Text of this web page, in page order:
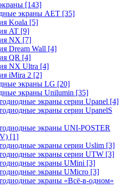
[143]
экраны AET [35]
Koala [5]
AT [9]
NX [7]
Dream Wall [4]
QR [4]
NX Ultra [4]
iMira 2 [2]
экраны LG [20]
экраны Unilumin [35]
экраны серии Upanel [4]
экраны серии UpanelS
экраны UNI-POSTER
[1]
экраны серии Uslim [3]
экраны серии UTW [3]
экраны UMini [3]
экраны UMicro [3]
экраны «Всё-в-одном»